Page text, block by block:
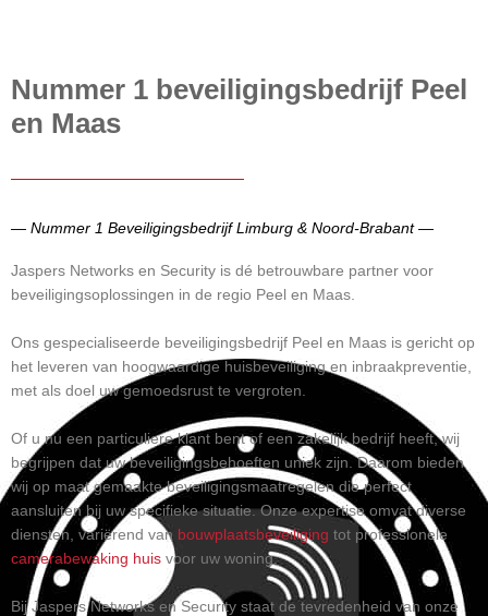
Nummer 1 beveiligingsbedrijf Peel
en Maas
— Nummer 1 Beveiligingsbedrijf Limburg & Noord-Brabant —
Jaspers Networks en Security is dé betrouwbare partner voor
beveiligingsoplossingen in de regio Peel en Maas.
Ons gespecialiseerde beveiligingsbedrijf Peel en Maas is gericht op
het leveren van hoogwaardige huisbeveiliging en inbraakpreventie,
met als doel uw gemoedsrust te vergroten.
Of u nu een particuliere klant bent of een zakelijk bedrijf heeft, wij
begrijpen dat uw beveiligingsbehoeften uniek zijn. Daarom bieden
wij op maat gemaakte beveiligingsmaatregelen die perfect
aansluiten bij uw specifieke situatie. Onze expertise omvat diverse
diensten, variërend van bouwplaatsbeveiliging tot professionele
camerabewaking huis voor uw woning.
Bij Jaspers Networks en Security staat de tevredenheid van onze